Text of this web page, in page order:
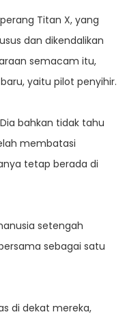
Titan X, yang
dan dikendalikan
semacam itu,
yaitu pilot penyihir.
bahkan tidak tahu
membatasi
tetap berada di
setengah
sebagai satu
di dekat mereka,